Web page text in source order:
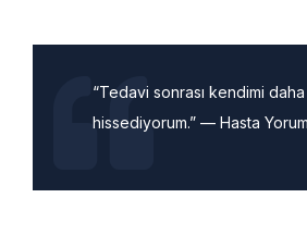
“Tedavi sonrası kendimi
hissediyorum.” — Hasta